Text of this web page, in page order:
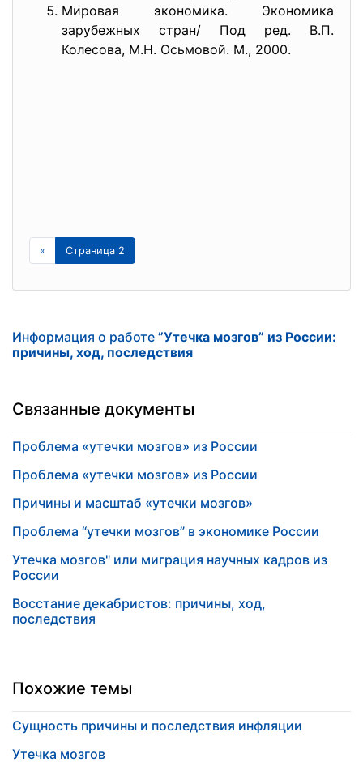
Мировая экономика. Экономика
зарубежных стран/ Под ред. В.П.
Колесова, М.Н. Осьмовой. М., 2000.
« Страница 2
Информация о работе ”Утечка мозгов” из России:
причины, ход, последствия
Связанные документы
Проблема «утечки мозгов» из России
Проблема «утечки мозгов» из России
Причины и масштаб «утечки мозгов»
Проблема “утечки мозгов” в экономике России
Утечка мозгов" или миграция научных кадров из
России
Восстание декабристов: причины, ход,
последствия
Похожие темы
Сущность причины и последствия инфляции
Утечка мозгов